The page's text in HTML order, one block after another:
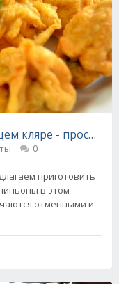
кляре - просто и
0
приготовить
в этом
отменными и